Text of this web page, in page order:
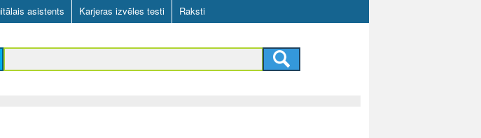
asistents Karjeras izvēles testi Raksti